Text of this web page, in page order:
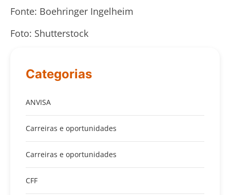
Fonte: Boehringer Ingelheim
Foto: Shutterstock
Categorias
ANVISA
Carreiras e oportunidades
Carreiras e oportunidades
CFF